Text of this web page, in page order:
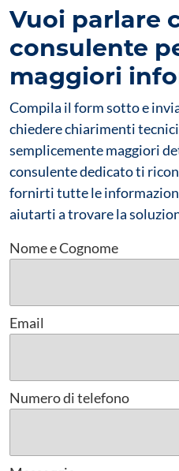
Vuoi parlare
consulente
maggiori
Compila il form sotto e
chiedere chiarimenti
semplicemente maggiori
consulente dedicato ti
fornirti tutte le
aiutarti a trovare la
Nome e Cognome
Email
Numero di telefono